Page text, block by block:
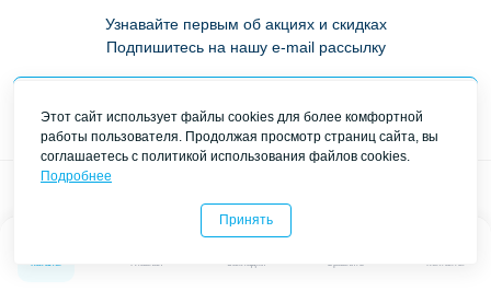
Каталог Главная Закладки
0
Сравнить Контакты
Узнавайте первым об акциях и скидках
Подпишитесь на нашу e-mail рассылку
Политика конфиденциальности
Время работы
Пн-Пт: с 9:00 до 17:00
Вс: Выходной
Этот сайт использует файлы cookies для более комфортной
работы пользователя. Продолжая просмотр страниц сайта, вы
соглашаетесь с политикой использования файлов cookies.
Подробнее
Принять